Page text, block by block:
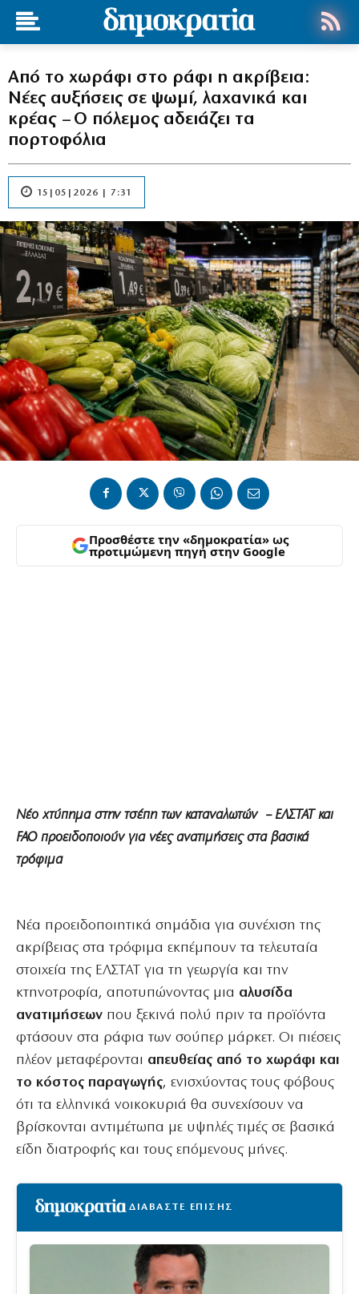
Από το χωράφι στο ράφι η ακρίβεια:
Νέες αυξήσεις σε ψωμί, λαχανικά και
κρέας – Ο πόλεμος αδειάζει τα
πορτοφόλια
15|05|2026 | 7:31
Προσθέστε την «δημοκρατία» ως
προτιμώμενη πηγή στην Google
Νέο χτύπημα στην τσέπη των καταναλωτών – ΕΛΣΤΑΤ και
FAO προειδοποιούν για νέες ανατιμήσεις στα βασικά
τρόφιμα
Νέα προειδοποιητικά σημάδια για συνέχιση της
ακρίβειας στα τρόφιμα εκπέμπουν τα τελευταία
στοιχεία της ΕΛΣΤΑΤ για τη γεωργία και την
κτηνοτροφία, αποτυπώνοντας μια αλυσίδα
ανατιμήσεων που ξεκινά πολύ πριν τα προϊόντα
φτάσουν στα ράφια των σούπερ μάρκετ. Οι πιέσεις
πλέον μεταφέρονται απευθείας από το χωράφι και
το κόστος παραγωγής, ενισχύοντας τους φόβους
ότι τα ελληνικά νοικοκυριά θα συνεχίσουν να
βρίσκονται αντιμέτωπα με υψηλές τιμές σε βασικά
είδη διατροφής και τους επόμενους μήνες.
ΔΙΑΒΑΣΤΕ ΕΠΙΣΗΣ